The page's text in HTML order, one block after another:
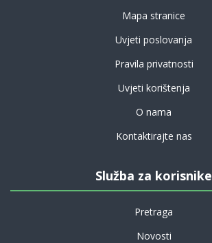
Mapa stranice
Uvjeti poslovanja
Pravila privatnosti
Uvjeti korištenja
O nama
Kontaktirajte nas
Služba za korisnike
Pretraga
Novosti